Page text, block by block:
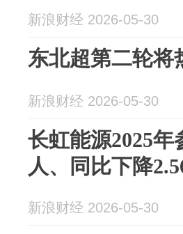
新浪财经 2026-05-30
东北超第二轮将
新浪财经 2026-05-30
长虹能源2025年
人、同比下降
新浪财经 2026-05-30